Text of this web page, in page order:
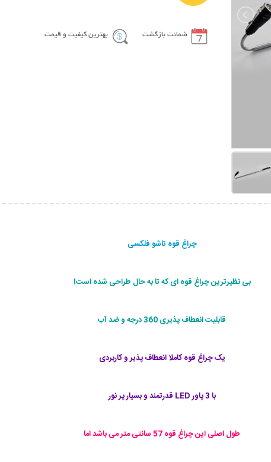
ضمانت بازگشت بهترین کیفیت و قیمت
چراغ قوه تاشو فلکسی
بی نظیرترین چراغ قوه ای که تا به حال طراحی شده است!
قابلیت انعطاف پذیری 360 درجه و ضد آب
یک چراغ قوه کاملا انعطاف پذیر و کاربردی
با 3 پاور LED قدرتمند و بسیار پر نور
طول اصلی این چراغ قوه 57 سانتی متر می باشد اما